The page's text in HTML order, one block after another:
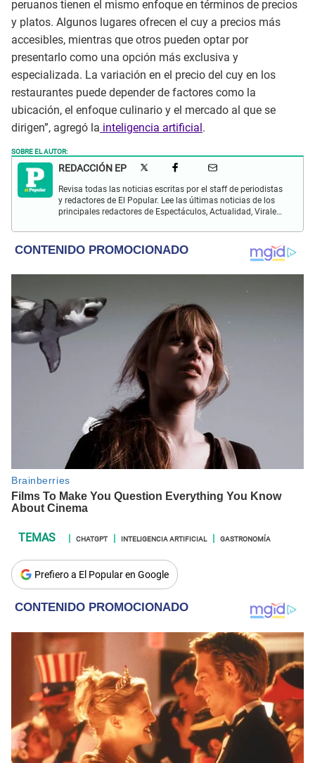
peruanos tienen el mismo enfoque en términos de precios
y platos. Algunos lugares ofrecen el cuy a precios más
accesibles, mientras que otros pueden optar por
presentarlo como una opción más exclusiva y
especializada. La variación en el precio del cuy en los
restaurantes puede depender de factores como la
ubicación, el enfoque culinario y el mercado al que se
dirigen”, agregó la inteligencia artificial .
SOBRE EL AUTOR:
REDACCIÓN EP
Revisa todas las noticias escritas por el staff de periodistas
y redactores de El Popular. Lee las últimas noticias de los
principales redactores de Espectáculos, Actualidad, Virales,
CHATGPT INTELIGENCIA ARTIFICIAL GASTRONOMÍA
Prefiero a El Popular en Google